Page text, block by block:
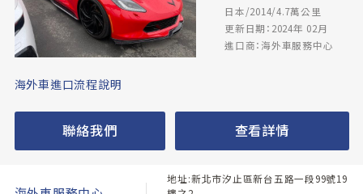
日本/2014/4.7萬公里
更新日期：2024年 02月
進口商：海外車服務中心
海外車進口流程說明
聯絡我們 查看詳情
地址:新北市汐止區新台五路一段99號19